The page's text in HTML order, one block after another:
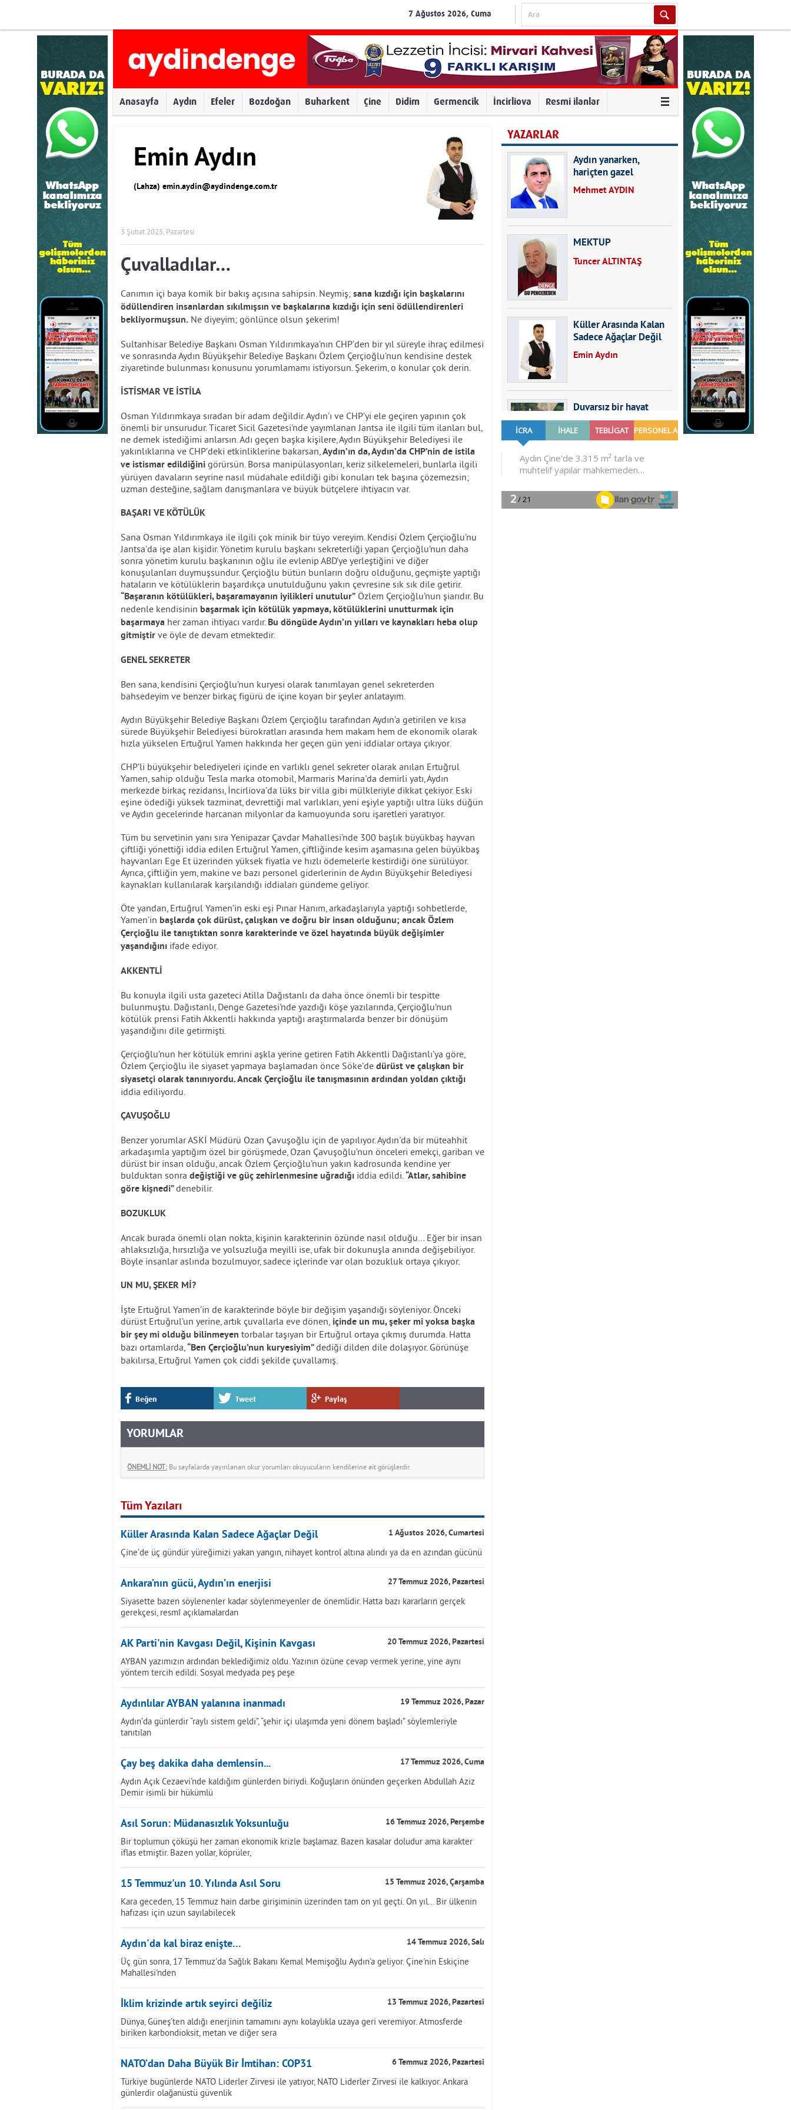
7 Ağustos 2026, Cuma
Anasayfa Aydın Efeler Bozdoğan Buharkent Çine Didim Germencik İncirliova Resmi ilanlar
Emin Aydın
(Lahza) emin.aydin@aydindenge.com.tr
3 Şubat 2025, Pazartesi
Çuvalladılar…
Canımın içi baya komik bir bakış açısına sahipsin. Neymiş; sana kızdığı için başkalarını
ödüllendiren insanlardan sıkılmışsın ve başkalarına kızdığı için seni ödüllendirenleri
bekliyormuşsun. Ne diyeyim; gönlünce olsun şekerim!
Sultanhisar Belediye Başkanı Osman Yıldırımkaya’nın CHP’den bir yıl süreyle ihraç edilmesi
ve sonrasında Aydın Büyükşehir Belediye Başkanı Özlem Çerçioğlu’nun kendisine destek
ziyaretinde bulunması konusunu yorumlamamı istiyorsun. Şekerim, o konular çok derin.
İSTİSMAR VE İSTİLA
Osman Yıldırımkaya sıradan bir adam değildir. Aydın’ı ve CHP’yi ele geçiren yapının çok
önemli bir unsurudur. Ticaret Sicil Gazetesi'nde yayımlanan Jantsa ile ilgili tüm ilanları bul,
ne demek istediğimi anlarsın. Adı geçen başka kişilere, Aydın Büyükşehir Belediyesi ile
yakınlıklarına ve CHP’deki etkinliklerine bakarsan,Aydın’ın da, Aydın’da CHP’nin de istila
ve istismar edildiğini görürsün. Borsa manipülasyonları, keriz silkelemeleri, bunlarla ilgili
yürüyen davaların seyrine nasıl müdahale edildiği gibi konuları tek başına çözemezsin;
uzman desteğine, sağlam danışmanlara ve büyük bütçelere ihtiyacın var.
BAŞARI VE KÖTÜLÜK
Sana Osman Yıldırımkaya ile ilgili çok minik bir tüyo vereyim. Kendisi Özlem Çerçioğlu’nu
Jantsa’da işe alan kişidir. Yönetim kurulu başkanı sekreterliği yapan Çerçioğlu’nun daha
sonra yönetim kurulu başkanının oğlu ile evlenip ABD’ye yerleştiğini ve diğer
konuşulanları duymuşsundur. Çerçioğlu bütün bunların doğru olduğunu, geçmişte yaptığı
hataların ve kötülüklerin başardıkça unutulduğunu yakın çevresine sık sık dile getirir.
“Başaranın kötülükleri, başaramayanın iyilikleri unutulur” Özlem Çerçioğlu’nun şiarıdır. Bu
nedenle kendisinin başarmak için kötülük yapmaya, kötülüklerini unutturmak için
başarmaya her zaman ihtiyacı vardır. Bu döngüde Aydın’ın yılları ve kaynakları heba olup
gitmiştir ve öyle de devam etmektedir.
GENEL SEKRETER
Ben sana, kendisini Çerçioğlu’nun kuryesi olarak tanımlayan genel sekreterden
bahsedeyim ve benzer birkaç figürü de içine koyan bir şeyler anlatayım.
Aydın Büyükşehir Belediye Başkanı Özlem Çerçioğlu tarafından Aydın’a getirilen ve kısa
sürede Büyükşehir Belediyesi bürokratları arasında hem makam hem de ekonomik olarak
hızla yükselen Ertuğrul Yamen hakkında her geçen gün yeni iddialar ortaya çıkıyor.
CHP’li büyükşehir belediyeleri içinde en varlıklı genel sekreter olarak anılan Ertuğrul
Yamen, sahip olduğu Tesla marka otomobil, Marmaris Marina'da demirli yatı, Aydın
merkezde birkaç rezidansı, İncirliova’da lüks bir villa gibi mülkleriyle dikkat çekiyor. Eski
eşine ödediği yüksek tazminat, devrettiği mal varlıkları, yeni eşiyle yaptığı ultra lüks düğün
ve Aydın gecelerinde harcanan milyonlar da kamuoyunda soru işaretleri yaratıyor.
Tüm bu servetinin yanı sıra Yenipazar Çavdar Mahallesi'nde 300 başlık büyükbaş hayvan
çiftliği yönettiği iddia edilen Ertuğrul Yamen, çiftliğinde kesim aşamasına gelen büyükbaş
hayvanları Ege Et üzerinden yüksek fiyatla ve hızlı ödemelerle kestirdiği öne sürülüyor.
Ayrıca, çiftliğin yem, makine ve bazı personel giderlerinin de Aydın Büyükşehir Belediyesi
kaynakları kullanılarak karşılandığı iddiaları gündeme geliyor.
Öte yandan, Ertuğrul Yamen’in eski eşi Pınar Hanım, arkadaşlarıyla yaptığı sohbetlerde,
Yamen’in başlarda çok dürüst, çalışkan ve doğru bir insan olduğunu; ancak Özlem
Çerçioğlu ile tanıştıktan sonra karakterinde ve özel hayatında büyük değişimler
yaşandığını ifade ediyor.
AKKENTLİ
Bu konuyla ilgili usta gazeteci Atilla Dağıstanlı da daha önce önemli bir tespitte
bulunmuştu. Dağıstanlı, Denge Gazetesi'nde yazdığı köşe yazılarında, Çerçioğlu’nun
kötülük prensi Fatih Akkentli hakkında yaptığı araştırmalarda benzer bir dönüşüm
yaşandığını dile getirmişti.
Çerçioğlu’nun her kötülük emrini aşkla yerine getiren Fatih Akkentli Dağıstanlı’ya göre,
Özlem Çerçioğlu ile siyaset yapmaya başlamadan önce Söke’de dürüst ve çalışkan bir
siyasetçi olarak tanınıyordu. Ancak Çerçioğlu ile tanışmasının ardından yoldan çıktığı
iddia ediliyordu.
ÇAVUŞOĞLU
Benzer yorumlar ASKİ Müdürü Ozan Çavuşoğlu için de yapılıyor. Aydın'da bir müteahhit
arkadaşımla yaptığım özel bir görüşmede, Ozan Çavuşoğlu’nun önceleri emekçi, gariban ve
dürüst bir insan olduğu, ancak Özlem Çerçioğlu’nun yakın kadrosunda kendine yer
bulduktan sonra değiştiği ve güç zehirlenmesine uğradığı iddia edildi.“Atlar, sahibine
göre kişnedi”denebilir.
BOZUKLUK
Ancak burada önemli olan nokta, kişinin karakterinin özünde nasıl olduğu… Eğer bir insan
ahlaksızlığa, hırsızlığa ve yolsuzluğa meyilli ise, ufak bir dokunuşla anında değişebiliyor.
Böyle insanlar aslında bozulmuyor, sadece içlerinde var olan bozukluk ortaya çıkıyor.
UN MU, ŞEKER Mİ?
İşte Ertuğrul Yamen’in de karakterinde böyle bir değişim yaşandığı söyleniyor. Önceki
dürüst Ertuğrul’un yerine, artık çuvallarla eve dönen, içinde un mu, şeker mi yoksa başka
bir şey mi olduğu bilinmeyen torbalar taşıyan bir Ertuğrul ortaya çıkmış durumda. Hatta
bazı ortamlarda,“Ben Çerçioğlu’nun kuryesiyim”dediği dilden dile dolaşıyor. Görünüşe
bakılırsa, Ertuğrul Yamen çok ciddi şekilde çuvallamış.
Beğen Tweet Paylaş
YORUMLAR
ÖNEMLİ NOT: Bu sayfalarda yayınlanan okur yorumları okuyucuların kendilerine ait görüşlerdir.
Tüm Yazıları
Küller Arasında Kalan Sadece Ağaçlar Değil 1 Ağustos 2026, Cumartesi
Çine’de üç gündür yüreğimizi yakan yangın, nihayet kontrol altına alındı ya da en azından gücünü
Ankara’nın gücü, Aydın’ın enerjisi 27 Temmuz 2026, Pazartesi
Siyasette bazen söylenenler kadar söylenmeyenler de önemlidir. Hatta bazı kararların gerçek
gerekçesi, resmî açıklamalardan
AK Parti'nin Kavgası Değil, Kişinin Kavgası 20 Temmuz 2026, Pazartesi
AYBAN yazımızın ardından beklediğimiz oldu. Yazının özüne cevap vermek yerine, yine aynı
yöntem tercih edildi. Sosyal medyada peş peşe
Aydınlılar AYBAN yalanına inanmadı 19 Temmuz 2026, Pazar
Aydın’da günlerdir “raylı sistem geldi”, “şehir içi ulaşımda yeni dönem başladı” söylemleriyle
tanıtılan
Çay beş dakika daha demlensin... 17 Temmuz 2026, Cuma
Aydın Açık Cezaevi'nde kaldığım günlerden biriydi. Koğuşların önünden geçerken Abdullah Aziz
Demir isimli bir hükümlü
Asıl Sorun: Müdanasızlık Yoksunluğu 16 Temmuz 2026, Perşembe
Bir toplumun çöküşü her zaman ekonomik krizle başlamaz. Bazen kasalar doludur ama karakter
iflas etmiştir. Bazen yollar, köprüler,
15 Temmuz'un 10. Yılında Asıl Soru 15 Temmuz 2026, Çarşamba
Kara geceden, 15 Temmuz hain darbe girişiminin üzerinden tam on yıl geçti. On yıl... Bir ülkenin
hafızası için uzun sayılabilecek
Aydın'da kal biraz enişte… 14 Temmuz 2026, Salı
Üç gün sonra, 17 Temmuz'da Sağlık Bakanı Kemal Memişoğlu Aydın'a geliyor. Çine'nin Eskiçine
Mahallesi'nden
İklim krizinde artık seyirci değiliz 13 Temmuz 2026, Pazartesi
Dünya, Güneş’ten aldığı enerjinin tamamını aynı kolaylıkla uzaya geri veremiyor. Atmosferde
biriken karbondioksit, metan ve diğer sera
NATO’dan Daha Büyük Bir İmtihan: COP31 6 Temmuz 2026, Pazartesi
Türkiye bugünlerde NATO Liderler Zirvesi ile yatıyor, NATO Liderler Zirvesi ile kalkıyor. Ankara
günlerdir olağanüstü güvenlik
YAZARLAR
Aydın yanarken,
hariçten gazel
okuyarak kalpleri de
Mehmet AYDIN
MEKTUP
Tuncer ALTINTAŞ
Küller Arasında Kalan
Sadece Ağaçlar Değil
Emin Aydın
Duvarsız bir hayat
Furkan SARICA
GÜNDEMDE NELER
OLMALI?